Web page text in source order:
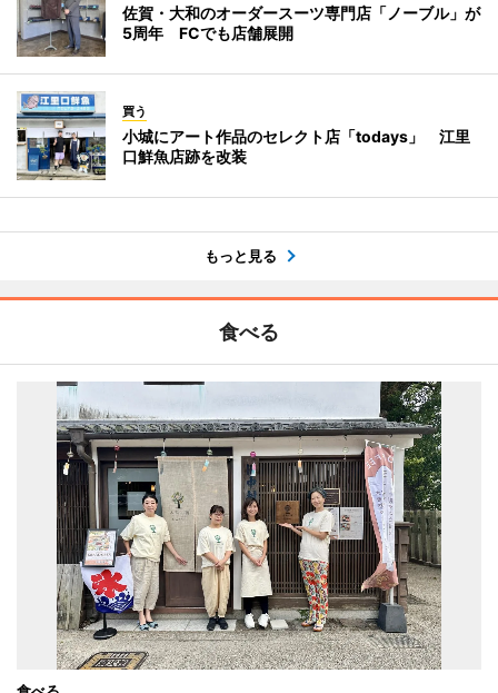
佐賀・大和のオーダースーツ専門店「ノーブル」が
5周年 FCでも店舗展開
買う
小城にアート作品のセレクト店「todays」 江里
口鮮魚店跡を改装
もっと見る
食べる